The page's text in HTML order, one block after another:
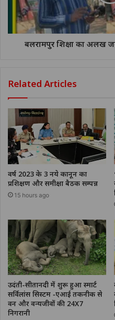
बलरामपुर शिक्षा का अलख
Related Articles
वर्ष 2023 के 3 नये कानून का
प्रशिक्षण और समीक्षा बैठक सम्पन्न
15 hours ago
उदंती-सीतानदी में शुरू हुआ स्मार्ट
सर्विलांस सिस्टम -एआई तकनीक से
वन और वन्यजीवों की 24X7
निगरानी